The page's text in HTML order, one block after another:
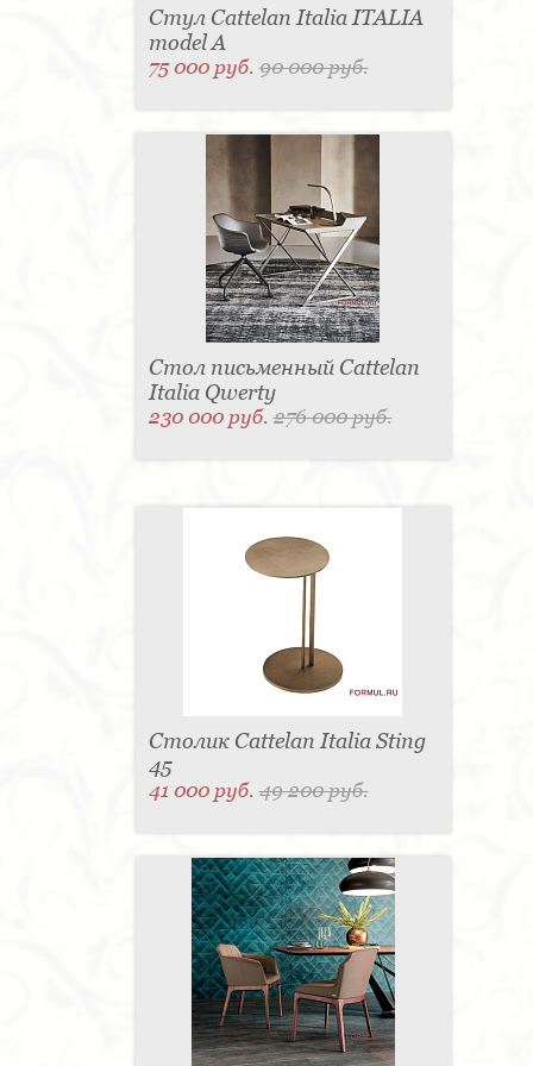
Стул Cattelan Italia ITALIA
model A
75 000 руб.90 000 руб.
Стол письменный Cattelan
Italia Qwerty
230 000 руб.276 000 руб.
Столик Cattelan Italia Sting
45
41 000 руб.49 200 руб.